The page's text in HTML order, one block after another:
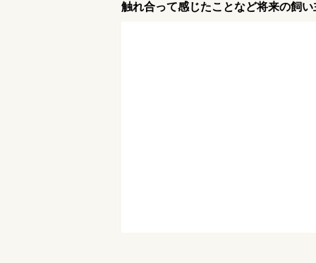
触れ合って感じたことなど将来の飼